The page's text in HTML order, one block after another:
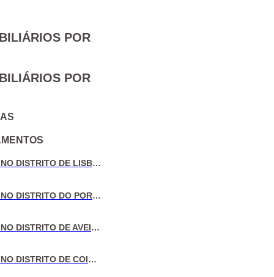
POR
POR
VENDA DE MORADIAS NO DISTRITO DE LISBOA
VENDA DE MORADIAS NO DISTRITO DO PORTO
VENDA DE MORADIAS NO DISTRITO DE AVEIRO
VENDA DE MORADIAS NO DISTRITO DE COIMBRA